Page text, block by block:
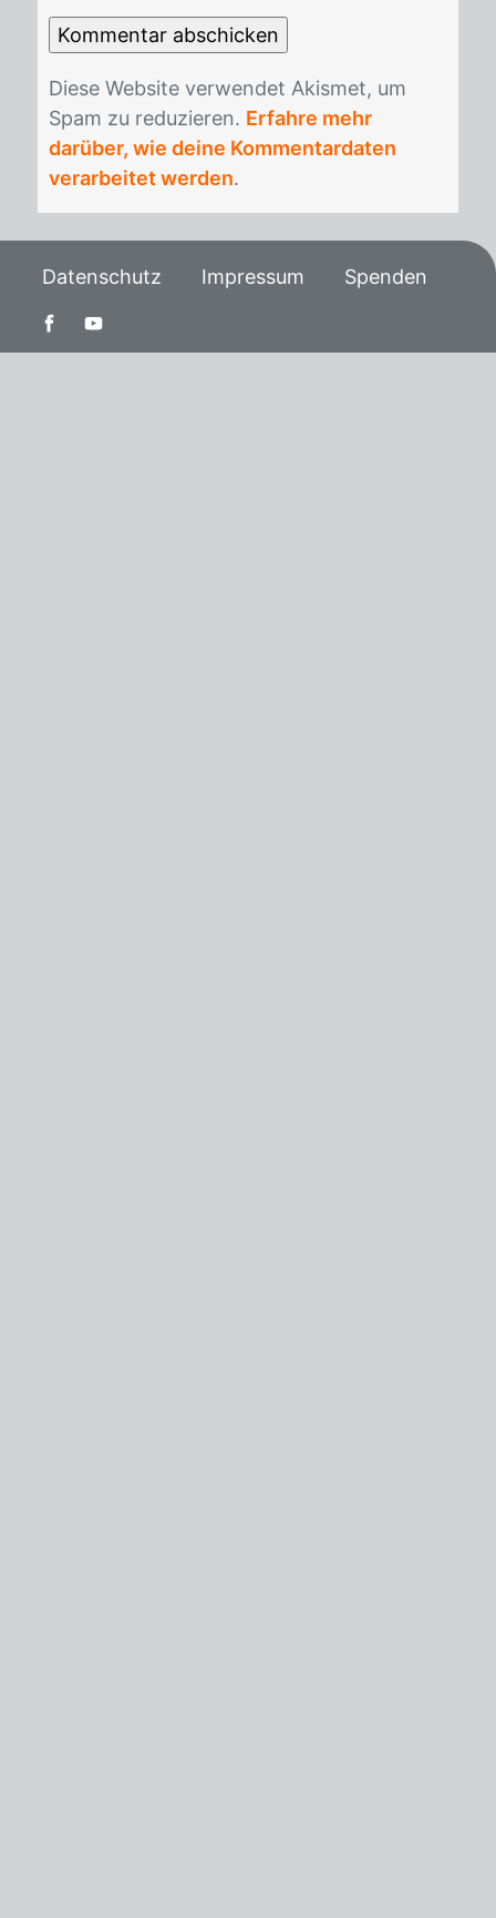
Die­se Web­site ver­wen­det Akis­met, um
Spam zu re­du­zie­ren. Erfahre mehr
darüber, wie deine Kommentardaten
verarbeitet werden.
Datenschutz Impressum Spenden